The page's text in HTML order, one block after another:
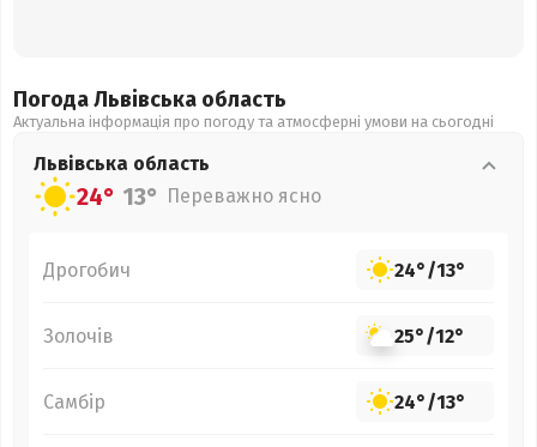
Погода Львівська область
Актуальна інформація про погоду та атмосферні умови на сьогодні
Львівська область
24° 13° Переважно ясно
Дрогобич 24°/13°
Золочів 25°/12°
Самбір 24°/13°